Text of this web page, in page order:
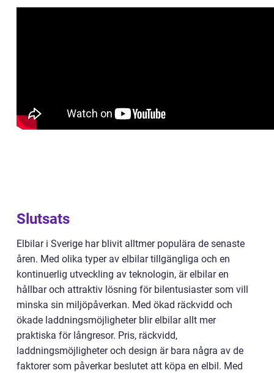
Slutsats
Elbilar i Sverige har blivit alltmer populära de senaste
åren. Med olika typer av elbilar tillgängliga och en
kontinuerlig utveckling av teknologin, är elbilar en
hållbar och attraktiv lösning för bilentusiaster som vill
minska sin miljöpåverkan. Med ökad räckvidd och
ökade laddningsmöjligheter blir elbilar allt mer
praktiska för långresor. Pris, räckvidd,
laddningsmöjligheter och design är bara några av de
faktorer som påverkar beslutet att köpa en elbil. Med